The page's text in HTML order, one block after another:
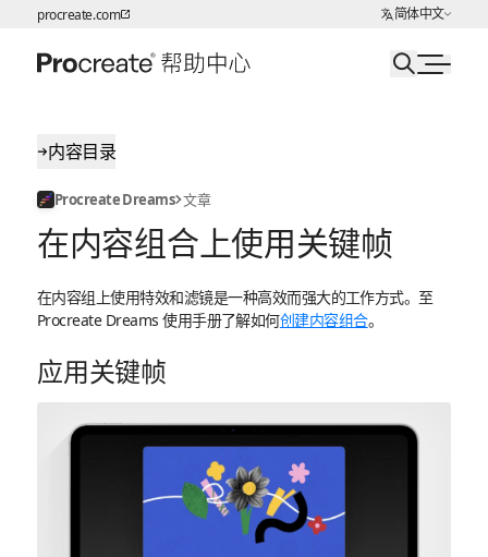
跳转至内容
procreate.com 简体中文
选择语言
内容目录
Procreate Dreams 文章
在内容组合上使用关键帧
在内容组上使用特效和滤镜是一种高效而强大的工作方式。至
Procreate Dreams 使用手册了解如何创建内容组合。
应用关键帧